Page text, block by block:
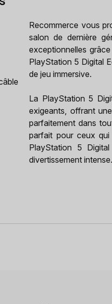
Recommerce vous
salon de dernière
exceptionnelles
PlayStation 5 Digital
de jeu immersive.
La PlayStation 5
exigeants, offrant
parfaitement dans
parfait pour ceux
PlayStation 5
divertissement intense.